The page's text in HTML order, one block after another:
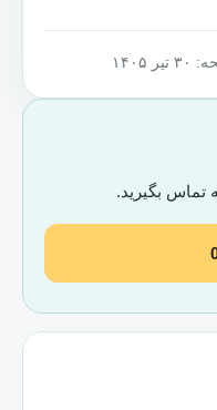
تماس بگیرید.